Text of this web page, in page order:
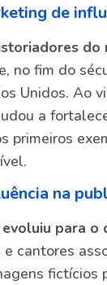
de
do
no fim do
Unidos. Ao
a
primeiros
na
evoluiu para o
cantores
fictícios